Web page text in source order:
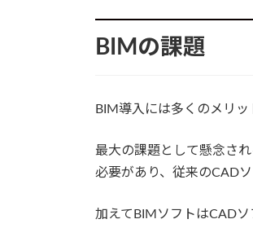
BIMの課題
BIM導入には多くのメリッ
最大の課題として懸念さ
必要があり、従来のCAD
加えてBIMソフトはCAD